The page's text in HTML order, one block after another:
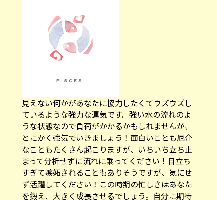
見えない何かがあなたに協力したくてウズウズし
ているような強力な運気です。強い水の流れのよ
うな状態なので負荷がかかるかもしれませんが、
とにかく強気でいきましょう！面白いことも厄介
なこともたくさん起こりますが、いちいち立ち止
まって分析せずに流れに乗ってください！目立ち
すぎて嫉妬されることもありそうですが、気にせ
ず活躍してください！この時期の忙しさはあなた
を鍛え、大きく成長させるでしょう。自分に期待